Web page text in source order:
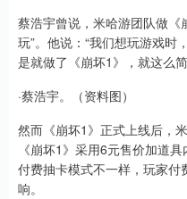
蔡浩宇曾说，米哈游团队做《
玩”。他说：“我们想玩游戏时
是就做了《崩坏1》，就这么
·蔡浩宇。（资料图）
然而《崩坏1》正式上线后，
《崩坏1》采用6元售价加道
付费抽卡模式不一样，玩家
响。